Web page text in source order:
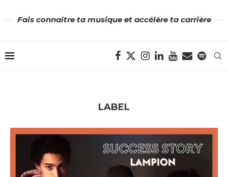
Fais connaître ta musique et accélère ta carrière
LABEL